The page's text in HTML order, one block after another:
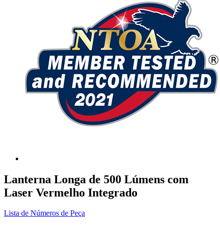
Lanterna Longa de 500 Lúmens com
Laser Vermelho Integrado
Lista de Números de Peça